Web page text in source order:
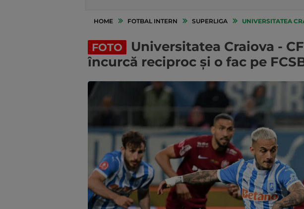
HOME FOTBAL INTERN SUPERLIGA UNIVERSITATEA
FOTO
Universitatea Craiova -
încurcă reciproc și o fac pe